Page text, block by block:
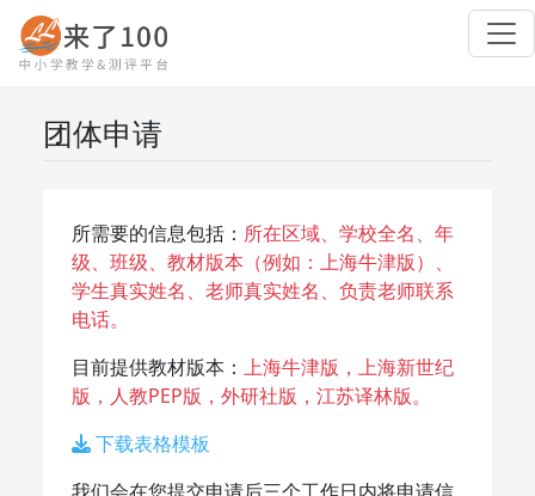
团体申请
所需要的信息包括： 所在区域、学校全名、年
级、班级、教材版本（例如：上海牛津版）、
学生真实姓名、老师真实姓名、负责老师联系
电话。
目前提供教材版本： 上海牛津版，上海新世纪
版，人教PEP版，外研社版，江苏译林版。
下载表格模板